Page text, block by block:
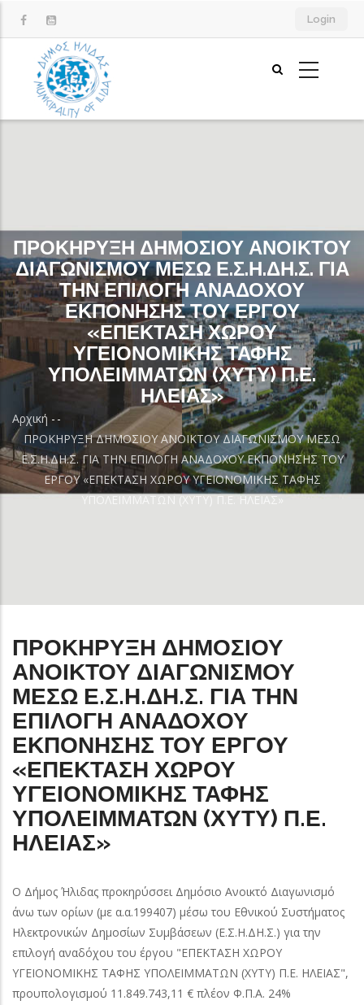
προς
περιεχόμενο
Login
ΠΡΟΚΗΡΥΞΗ ΔΗΜΟΣΙΟΥ ΑΝΟΙΚΤΟΥ
ΔΙΑΓΩΝΙΣΜΟΥ ΜΕΣΩ Ε.Σ.Η.ΔΗ.Σ. ΓΙΑ
ΤΗΝ ΕΠΙΛΟΓΗ ΑΝΑΔΟΧΟΥ
ΕΚΠΟΝΗΣΗΣ ΤΟΥ ΕΡΓΟΥ
«ΕΠΕΚΤΑΣΗ ΧΩΡΟΥ
ΥΓΕΙΟΝΟΜΙΚΗΣ ΤΑΦΗΣ
ΥΠΟΛΕΙΜΜΑΤΩΝ (ΧΥΤΥ) Π.Ε.
ΗΛΕΙΑΣ»
Breadcrumb
Αρχική - -
ΠΡΟΚΗΡΥΞΗ ΔΗΜΟΣΙΟΥ ΑΝΟΙΚΤΟΥ ΔΙΑΓΩΝΙΣΜΟΥ ΜΕΣΩ
Ε.Σ.Η.ΔΗ.Σ. ΓΙΑ ΤΗΝ ΕΠΙΛΟΓΗ ΑΝΑΔΟΧΟΥ ΕΚΠΟΝΗΣΗΣ ΤΟΥ
ΕΡΓΟΥ «ΕΠΕΚΤΑΣΗ ΧΩΡΟΥ ΥΓΕΙΟΝΟΜΙΚΗΣ ΤΑΦΗΣ
ΥΠΟΛΕΙΜΜΑΤΩΝ (ΧΥΤΥ) Π.Ε. ΗΛΕΙΑΣ»
ΠΡΟΚΗΡΥΞΗ ΔΗΜΟΣΙΟΥ
ΑΝΟΙΚΤΟΥ ΔΙΑΓΩΝΙΣΜΟΥ
ΜΕΣΩ Ε.Σ.Η.ΔΗ.Σ. ΓΙΑ ΤΗΝ
ΕΠΙΛΟΓΗ ΑΝΑΔΟΧΟΥ
ΕΚΠΟΝΗΣΗΣ ΤΟΥ ΕΡΓΟΥ
«ΕΠΕΚΤΑΣΗ ΧΩΡΟΥ
ΥΓΕΙΟΝΟΜΙΚΗΣ ΤΑΦΗΣ
ΥΠΟΛΕΙΜΜΑΤΩΝ (ΧΥΤΥ) Π.Ε.
ΗΛΕΙΑΣ»
Ο Δήμος Ήλιδας προκηρύσσει Δημόσιο Ανοικτό Διαγωνισμό
άνω των ορίων (με α.α.199407) μέσω του Εθνικού Συστήματος
Ηλεκτρονικών Δημοσίων Συμβάσεων (Ε.Σ.Η.ΔΗ.Σ.) για την
επιλογή αναδόχου του έργου "ΕΠΕΚΤΑΣΗ ΧΩΡΟΥ
ΥΓΕΙΟΝΟΜΙΚΗΣ ΤΑΦΗΣ ΥΠΟΛΕΙΜΜΑΤΩΝ (ΧΥΤΥ) Π.Ε. ΗΛΕΙΑΣ",
προυπολογισμού 11.849.743,11 € πλέον Φ.Π.Α. 24%